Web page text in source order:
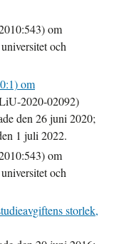
om
och
om
2020-02092)
den 26 juni 2020;
1 juli 2022.
om
och
storlek,